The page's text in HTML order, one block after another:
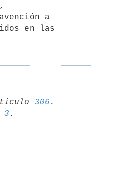
a
en las
306 .
3